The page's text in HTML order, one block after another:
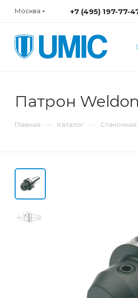
Москва +7 (495) 197-77-
Патрон
Главная — Каталог — Станочная